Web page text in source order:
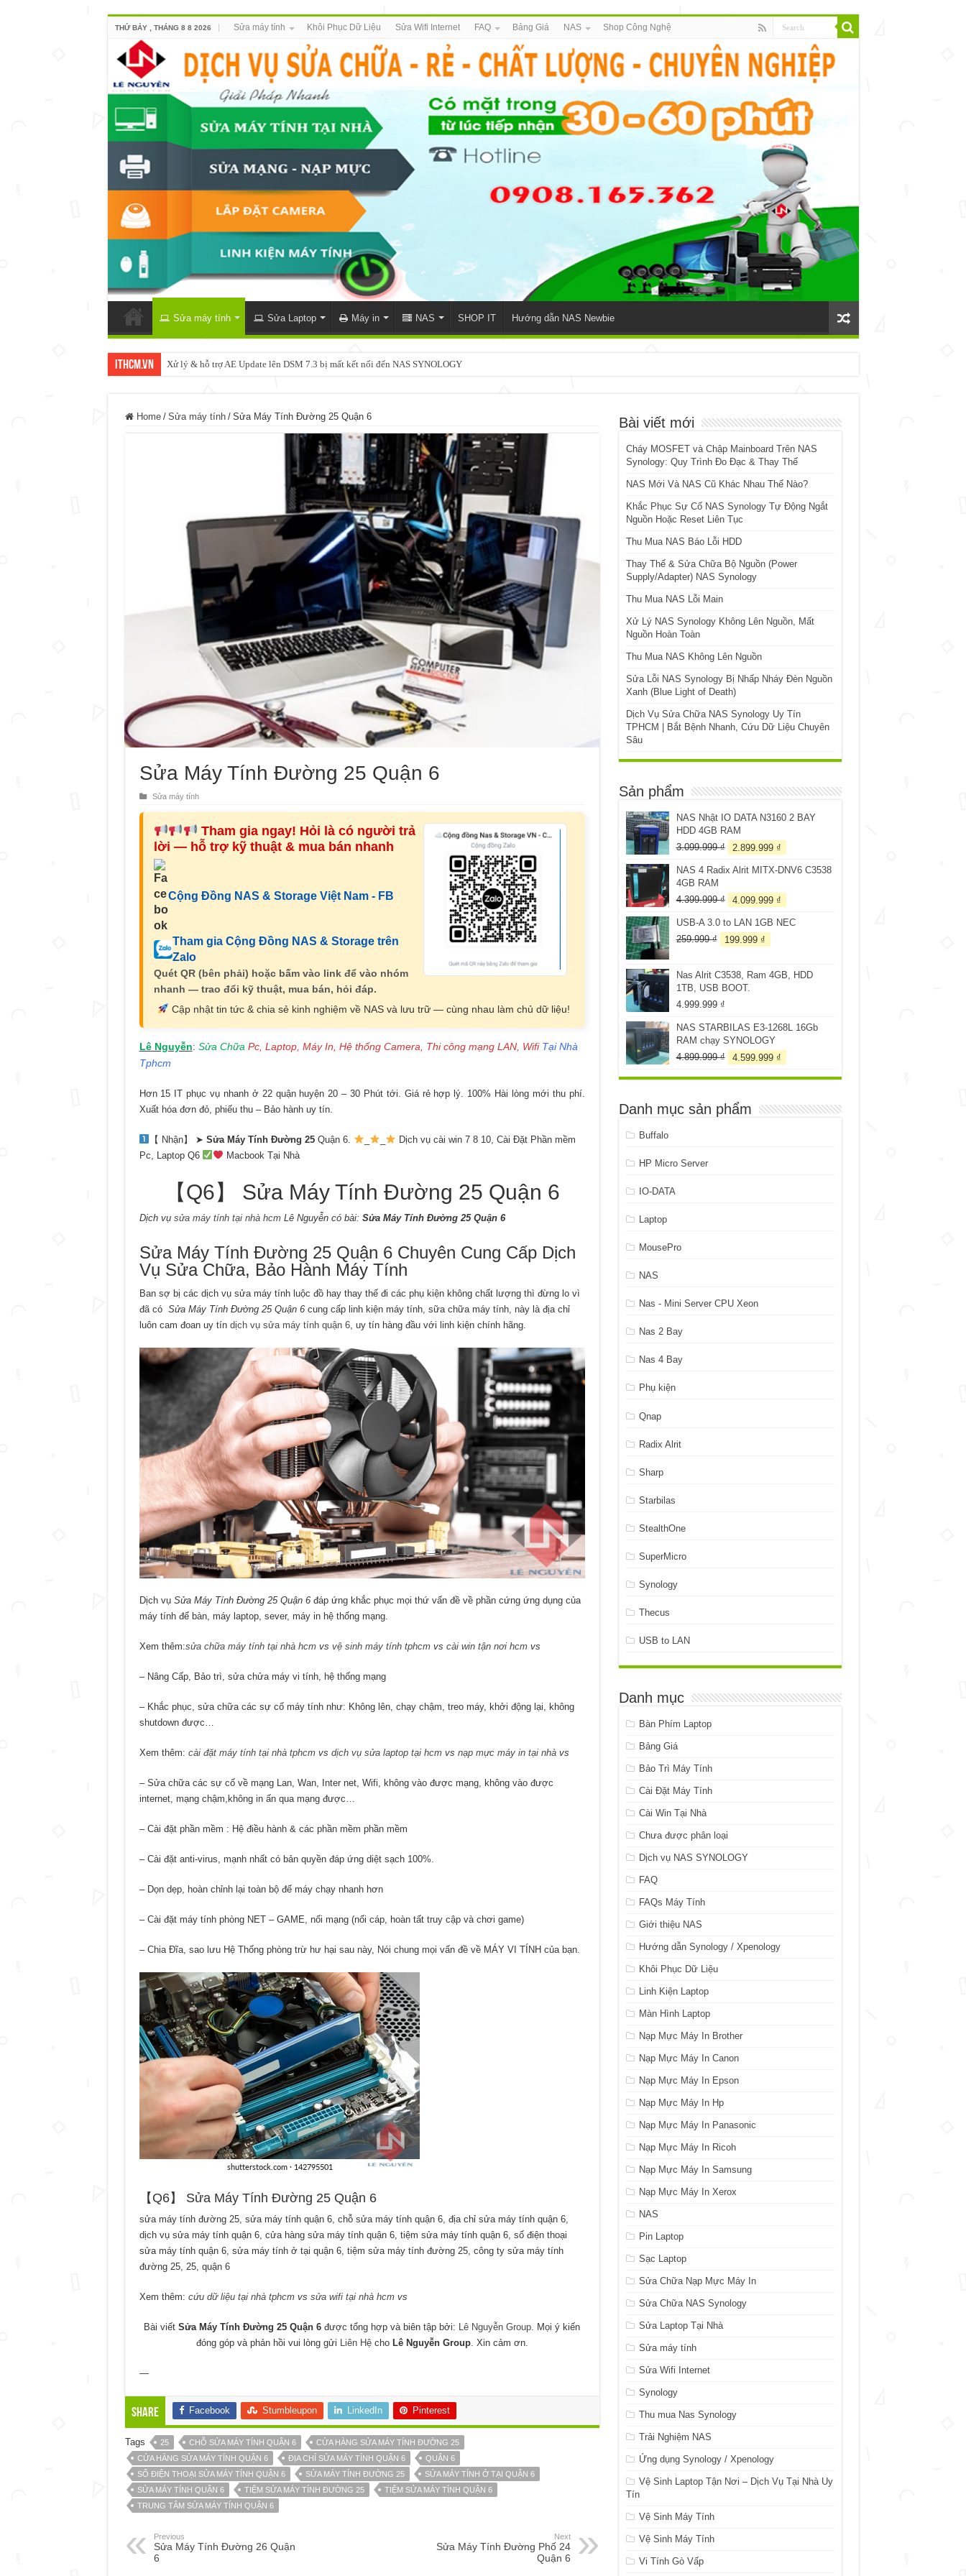
THỨ BẢY , THÁNG 8 8 2026 Sửa máy tính Khôi Phục Dữ Liệu Sửa Wifi Internet FAQ Bảng Giá NAS Shop Công Nghệ
Sửa máy tính Sửa Laptop Máy in NAS SHOP IT Hướng dẫn NAS Newbie
ItHCM.VN Xử lý & hỗ trợ AE Update lên DSM 7.3 bị mất kết nối đến NAS SYNOLOGY
Home / Sửa máy tính / Sửa Máy Tính Đường 25 Quận 6
Sửa Máy Tính Đường 25 Quận 6
Sửa máy tính
Tham gia ngay! Hỏi là có người trả
lời — hỗ trợ kỹ thuật & mua bán nhanh
Cộng Đồng NAS & Storage Việt Nam - FB
Tham gia Cộng Đồng NAS & Storage trên
Zalo
Quét QR (bên phải) hoặc bấm vào link để vào nhóm
nhanh — trao đổi kỹ thuật, mua bán, hỏi đáp.
Cập nhật tin tức & chia sẻ kinh nghiệm về NAS và lưu trữ — cùng nhau làm chủ dữ liệu!
Lê Nguyễn: Sửa Chữa Pc, Laptop, Máy In, Hệ thống Camera, Thi công mạng LAN, Wifi Tại Nhà
Tphcm
Hơn 15 IT phục vụ nhanh ở 22 quận huyện 20 – 30 Phút tới. Giá rẻ hợp lý. 100% Hài lòng mới thu phí.
Xuất hóa đơn đỏ, phiếu thu – Bảo hành uy tín.
【 Nhận】 ➤Sửa Máy Tính Đường 25 Quận 6.
Dịch vụ cài win 7 8 10, Cài Đặt Phần mềm
Pc, Laptop Q6
Macbook Tại Nhà
【Q6】 Sửa Máy Tính Đường 25 Quận 6
Dịch vụsửa máy tính tại nhà hcmLê Nguyễn có bài: Sửa Máy Tính Đường 25 Quận 6
Sửa Máy Tính Đường 25 Quận 6 Chuyên Cung Cấp Dịch
Vụ Sửa Chữa, Bảo Hành Máy Tính
Ban sợ bị các dịch vụ sửa máy tính luộc đồ hay thay thế đi các phụ kiện không chất lượng thì đừng lo vì
đã có Sửa Máy Tính Đường 25 Quận 6 cung cấp linh kiện máy tính, sữa chữa máy tính, này là địa chỉ
luôn cam đoan uy tín dịch vụ sửa máy tính quận 6, uy tín hàng đầu với linh kiện chính hãng.
Dịch vụ Sửa Máy Tính Đường 25 Quận 6 đáp ứng khắc phục mọi thứ vấn đề về phần cứng ứng dụng của
máy tính để bàn, máy laptop, sever, máy in hệ thống mạng.
Xem thêm:sửa chữa máy tính tại nhà hcmvs vệ sinh máy tính tphcmvs cài win tận nơi hcmvs
– Nâng Cấp, Bảo trì, sửa chửa máy vi tính, hệ thống mạng
– Khắc phục, sửa chữa các sự cố máy tính như: Không lên, chạy chậm, treo máy, khởi động lại, không
shutdown được…
Xem thêm: cài đặt máy tính tại nhà tphcmvs dịch vụ sửa laptop tại hcmvs nạp mực máy in tại nhàvs
– Sửa chữa các sự cố về mạng Lan, Wan, Inter net, Wifi, không vào được mạng, không vào được
internet, mạng chậm,không in ấn qua mạng được…
– Cài đặt phần mềm : Hệ điều hành & các phần mềm phần mềm
– Cài đặt anti-virus, mạnh nhất có bản quyền đáp ứng diệt sạch 100%.
– Dọn dẹp, hoàn chỉnh lại toàn bộ để máy chạy nhanh hơn
– Cài đặt máy tính phòng NET – GAME, nối mạng (nối cáp, hoàn tất truy cập và chơi game)
– Chia Đĩa, sao lưu Hệ Thống phòng trừ hư hại sau này, Nói chung mọi vấn đề về MÁY VI TÍNH của bạn.
【Q6】 Sửa Máy Tính Đường 25 Quận 6
sửa máy tính đường 25, sửa máy tính quận 6, chỗ sửa máy tính quận 6, địa chỉ sửa máy tính quận 6,
dịch vụ sửa máy tính quận 6, cửa hàng sửa máy tính quận 6, tiệm sửa máy tính quận 6, số điện thoại
sửa máy tính quận 6, sửa máy tính ở tại quận 6, tiệm sửa máy tính đường 25, công ty sửa máy tính
đường 25, 25, quận 6
Xem thêm: cứu dữ liệu tại nhà tphcmvs sửa wifi tại nhà hcmvs
Bài viết Sửa Máy Tính Đường 25 Quận 6 được tổng hợp và biên tập bởi: Lê Nguyễn Group . Mọi ý kiến
đóng góp và phản hồi vui lòng gửi
Liên Hệcho Lê Nguyễn Group. Xin cảm ơn.
—
Share Facebook Stumbleupon LinkedIn Pinterest
Tags 25 CHỖ SỬA MÁY TÍNH QUẬN 6
CỬA HÀNG SỬA MÁY TÍNH ĐƯỜNG 25
CỬA HÀNG SỬA MÁY TÍNH QUẬN 6
ĐỊA CHỈ SỬA MÁY TÍNH QUẬN 6
QUẬN 6
SỐ ĐIỆN THOẠI SỬA MÁY TÍNH QUẬN 6
SỬA MÁY TÍNH ĐƯỜNG 25
SỬA MÁY TÍNH Ở TẠI QUẬN 6
SỬA MÁY TÍNH QUẬN 6
TIỆM SỬA MÁY TÍNH ĐƯỜNG 25
TIỆM SỬA MÁY TÍNH QUẬN 6
TRUNG TÂM SỬA MÁY TÍNH QUẬN 6
Previous
Sửa Máy Tính Đường 26 Quận
6
Next
Sửa Máy Tính Đường Phố 24
Quận 6
Bài viết mới
Cháy MOSFET và Chập Mainboard Trên NAS
Synology: Quy Trình Đo Đạc & Thay Thế
NAS Mới Và NAS Cũ Khác Nhau Thế Nào?
Khắc Phục Sự Cố NAS Synology Tự Động Ngắt
Nguồn Hoặc Reset Liên Tục
Thu Mua NAS Báo Lỗi HDD
Thay Thế & Sửa Chữa Bộ Nguồn (Power
Supply/Adapter) NAS Synology
Thu Mua NAS Lỗi Main
Xử Lý NAS Synology Không Lên Nguồn, Mất
Nguồn Hoàn Toàn
Thu Mua NAS Không Lên Nguồn
Sửa Lỗi NAS Synology Bị Nhấp Nháy Đèn Nguồn
Xanh (Blue Light of Death)
Dịch Vụ Sửa Chữa NAS Synology Uy Tín
TPHCM | Bắt Bệnh Nhanh, Cứu Dữ Liệu Chuyên
Sâu
Sản phẩm
NAS Nhật IO DATA N3160 2 BAY
HDD 4GB RAM
3.099.999₫
Giá
là:
2.899.999 ₫
tại
NAS 4 Radix Alrit MITX-DNV6 C3538
4GB RAM
4.399.999₫
Giá
là:
4.399.999 ₫.
4.099.999 ₫
tại
USB-A 3.0 to LAN 1GB NEC
259.999₫
Giá
259.999 ₫.
199.999 ₫
là:
Nas Alrit C3538, Ram 4GB, HDD
1TB, USB BOOT.
4.999.999 ₫
NAS STARBILAS E3-1268L 16Gb
RAM chạy SYNOLOGY
4.899.999₫
Giá
là:
4.599.999 ₫
tại
4.599.999 ₫.
Danh mục sản phẩm
Buffalo
HP Micro Server
IO-DATA
Laptop
MousePro
NAS
Nas - Mini Server CPU Xeon
Nas 2 Bay
Nas 4 Bay
Phụ kiện
Qnap
Radix Alrit
Sharp
Starbilas
StealthOne
SuperMicro
Synology
Thecus
USB to LAN
Danh mục
Bàn Phím Laptop
Bảng Giá
Bảo Trì Máy Tính
Cài Đặt Máy Tính
Cài Win Tại Nhà
Chưa được phân loại
Dịch vụ NAS SYNOLOGY
FAQ
FAQs Máy Tính
Giới thiệu NAS
Hướng dẫn Synology / Xpenology
Khôi Phục Dữ Liệu
Linh Kiện Laptop
Màn Hình Laptop
Nạp Mực Máy In Brother
Nạp Mực Máy In Canon
Nạp Mực Máy In Epson
Nạp Mực Máy In Hp
Nạp Mực Máy In Panasonic
Nạp Mực Máy In Ricoh
Nạp Mực Máy In Samsung
Nạp Mực Máy In Xerox
NAS
Pin Laptop
Sạc Laptop
Sửa Chữa Nạp Mực Máy In
Sửa Chữa NAS Synology
Sửa Laptop Tại Nhà
Sửa máy tính
Sửa Wifi Internet
Synology
Thu mua Nas Synology
Trải Nghiệm NAS
Ứng dụng Synology / Xpenology
Vệ Sinh Laptop Tận Nơi – Dịch Vụ Tại Nhà Uy
Tín
Vệ Sinh Máy Tính
Vệ Sinh Máy Tính
Vi Tính Gò Vấp